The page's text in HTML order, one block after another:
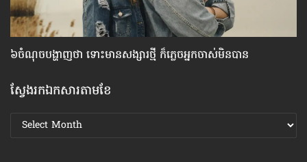
៦ចំណុច​បង្ហាញ​ថា ទោះ​មាន​សង្សារ​ថ្មី ក៏​ភ្លេច​អ្នក​ចាស់​មិន​បាន
ស្វែងរកឯកសារតាមខែ
ស្វែងរក
ឯកសារ